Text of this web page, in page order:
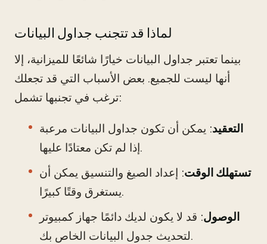
لماذا قد تتجنب جداول البيانات
بينما تعتبر جداول البيانات خيارًا شائعًا للميزانية، إلا
أنها ليست للجميع. بعض الأسباب التي قد تجعلك
ترغب في تجنبها تشمل:
التعقيد: يمكن أن تكون جداول البيانات مرعبة
إذا لم تكن معتادًا عليها.
تستهلك الوقت: إعداد الصيغ والتنسيق يمكن أن
يستغرق وقتًا كبيرًا.
الوصول: قد لا يكون لديك دائمًا جهاز كمبيوتر
لتحديث جدول البيانات الخاص بك.